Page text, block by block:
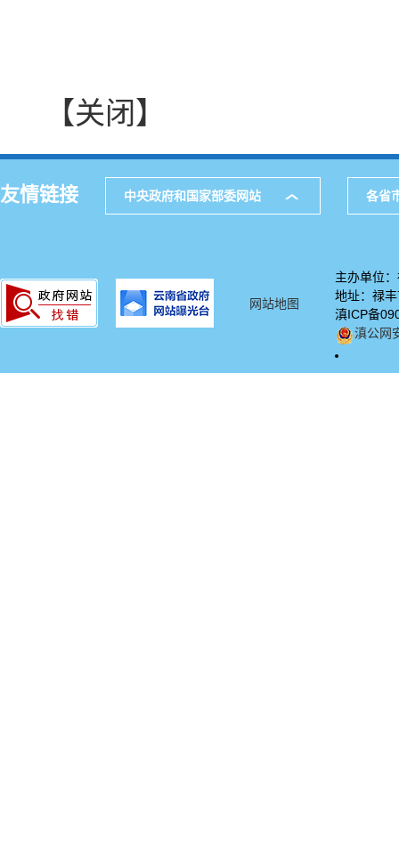
【关闭】
友情链接 中央政府和国家部委网站 各省
网站地图
主办单位
地址：禄
滇ICP备
滇公网